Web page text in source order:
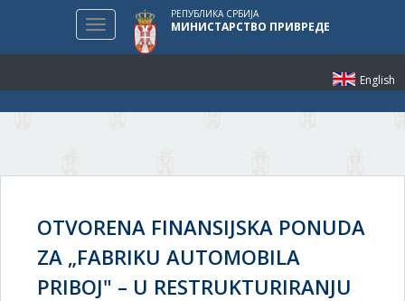
English
Toggle
navigation
РЕПУБЛИКА СРБИЈА
МИНИСТАРСТВО ПРИВРЕДЕ
OTVORENA FINANSIJSKA PONUDA
ZA „FABRIKU AUTOMOBILA
PRIBOJ" – U RESTRUKTURIRANJU